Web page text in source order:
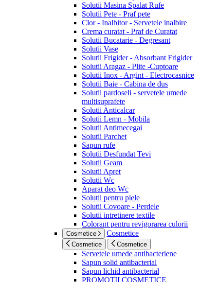
Solutii Masina Spalat Rufe
Solutii Pete - Praf pete
Clor - Inalbitor - Servetele inalbire
Crema curatat - Praf de Curatat
Solutii Bucatarie - Degresant
Solutii Vase
Solutii Frigider - Absorbant Frigider
Solutii Aragaz - Plite -Cuptoare
Solutii Inox - Argint - Electrocasnice
Solutii Baie - Cabina de dus
Solutii pardoseli - servetele umede
multisuprafete
Solutii Anticalcar
Solutii Lemn - Mobila
Solutii Antimecegai
Solutii Parchet
Sapun rufe
Solutii Desfundat Tevi
Solutii Geam
Solutii Apret
Solutii Wc
Aparat deo Wc
Solutii pentru piele
Solutii Covoare - Perdele
Solutii intretinere textile
Colorant pentru revigorarea culorii
Cosmetice Cosmetice
Cosmetice Cosmetice
Servetele umede antibacteriene
Sapun solid antibacterial
Sapun lichid antibacterial
PROMOTII COSMETICE